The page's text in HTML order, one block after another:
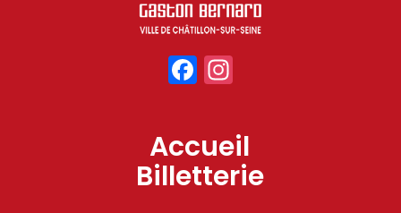
Facebook
Accueil
Billetterie